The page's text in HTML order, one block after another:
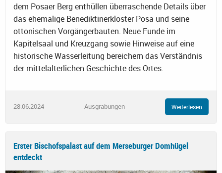
dem Posaer Berg enthüllen überraschende Details über
das ehemalige Benediktinerkloster Posa und seine
ottonischen Vorgängerbauten. Neue Funde im
Kapitelsaal und Kreuzgang sowie Hinweise auf eine
historische Wasserleitung bereichern das Verständnis
der mittelalterlichen Geschichte des Ortes.
28.06.2024 Ausgrabungen Weiterlesen
Erster Bischofspalast auf dem Merseburger Domhügel
entdeckt